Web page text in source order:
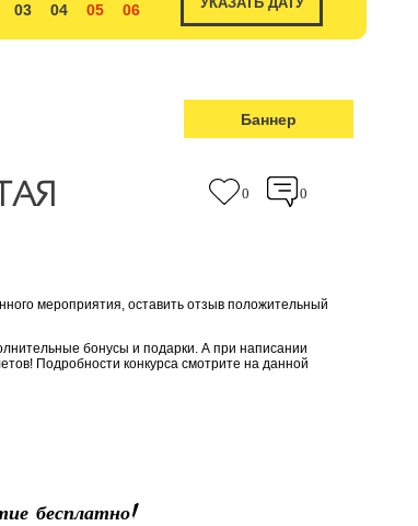
03 04 05 06
Баннер
0 0
мероприятия, оставить отзыв положительный
бонусы и подарки. А при написании
Подробности конкурса смотрите на данной
бесплатно!